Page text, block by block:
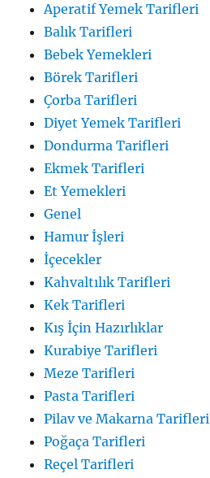
Aperatif Yemek Tarifleri
Balık Tarifleri
Bebek Yemekleri
Börek Tarifleri
Çorba Tarifleri
Diyet Yemek Tarifleri
Dondurma Tarifleri
Ekmek Tarifleri
Et Yemekleri
Genel
Hamur İşleri
İçecekler
Kahvaltılık Tarifleri
Kek Tarifleri
Kış İçin Hazırlıklar
Kurabiye Tarifleri
Meze Tarifleri
Pasta Tarifleri
Pilav ve Makarna Tarifleri
Poğaça Tarifleri
Reçel Tarifleri